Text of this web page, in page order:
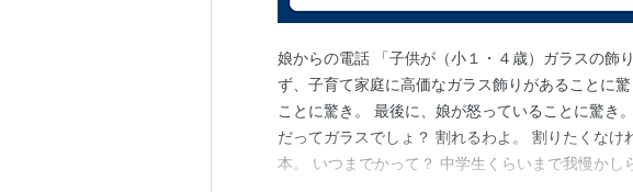
娘からの電話 「子供が（小１・４歳）ガラスの飾
ず、子育て家庭に高価なガラス飾りがあることに
ことに驚き。 最後に、娘が怒っていることに驚き
だってガラスでしょ？ 割れるわよ。 割りたくな
本。 いつまでかって？ 中学生くらいまで我慢かし